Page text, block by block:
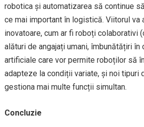
robotica și automatizarea să continue
ce mai important în logistică. Viitorul va
inovatoare, cum ar fi roboți colaborativi
alături de angajați umani, îmbunătățiri
artificiale care vor permite roboților să
adapteze la condiții variate, și noi tipuri
gestiona mai multe funcții simultan.
Concluzie